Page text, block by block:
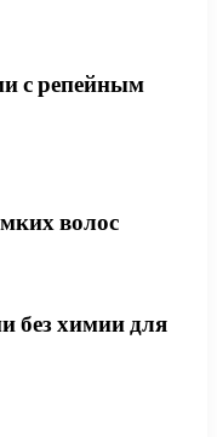
с репейным
волос
без химии для